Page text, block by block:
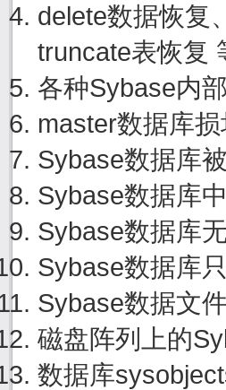
delete数据恢复
truncate表恢复
各种Sybase内
master数据库
Sybase数据库
Sybase数据库
Sybase数据库
Sybase数据库
Sybase数据文
磁盘阵列上的
数据库